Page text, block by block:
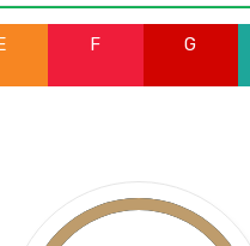
F G